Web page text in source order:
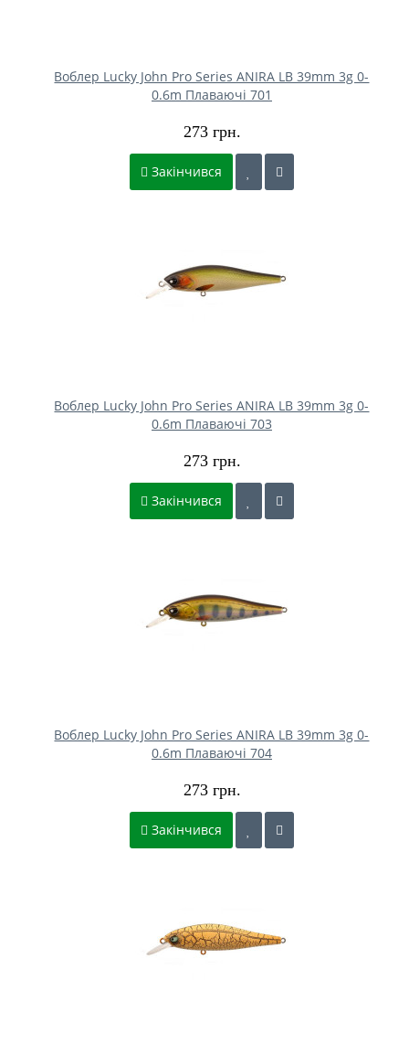
Воблер Lucky John Pro Series ANIRA LB 39mm 3g 0-
0.6m Плаваючі 701
273 грн.
Закінчився
Воблер Lucky John Pro Series ANIRA LB 39mm 3g 0-
0.6m Плаваючі 703
273 грн.
Закінчився
Воблер Lucky John Pro Series ANIRA LB 39mm 3g 0-
0.6m Плаваючі 704
273 грн.
Закінчився